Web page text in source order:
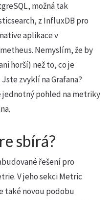
možná tak
z InfluxDB pro
aplikace v
Nemyslím, že by
horší) než to, co je
zvyklí na Grafana?
pohled na metriky
sbírá?
řešení pro
V jeho sekci Metric
také novou podobu